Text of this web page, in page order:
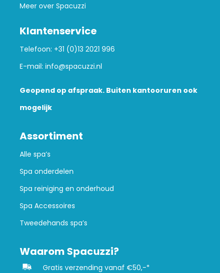
Meer over Spacuzzi
Klantenservice
Telefoon: +31 (0)13 2021 996
E-mail: info@spacuzzi.nl
Geopend op afspraak. Buiten kantooruren ook
mogelijk
Assortiment
Alle spa’s
Spa onderdelen
Spa reiniging en onderhoud
Spa Accessoires
Tweedehands spa’s
Waarom Spacuzzi?
Gratis verzending vanaf €50,-*